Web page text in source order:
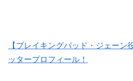
【ブレイキングバッド・ジェーン
ッタープロフィール！